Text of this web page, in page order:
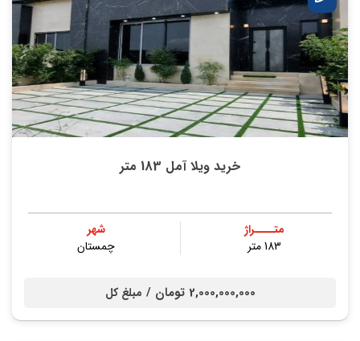
خرید ویلا آمل 183 متر
متــــراژ
183 متر
شهر
چمستان
2,000,000,000 تومان / مبلغ کل